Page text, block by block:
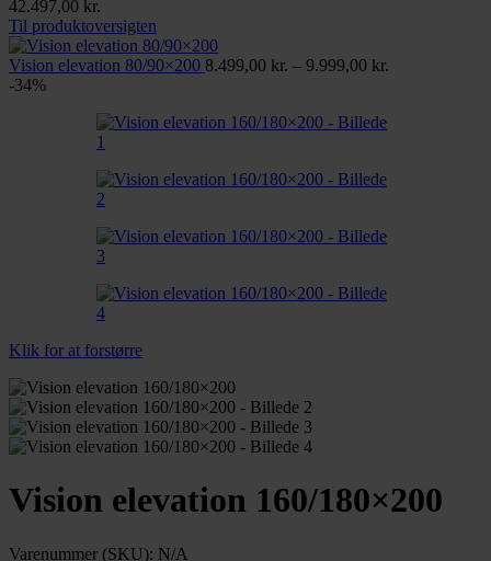
42.497,00 kr.
37.498,00 kr.
til
42.497,00 kr.
Til produktoversigten
Vision elevation 80/90×200 8.499,00 kr. – 9.999,00 kr.
-34%
Klik for at forstørre
Vision elevation 160/180×200
Varenummer (SKU): N/A